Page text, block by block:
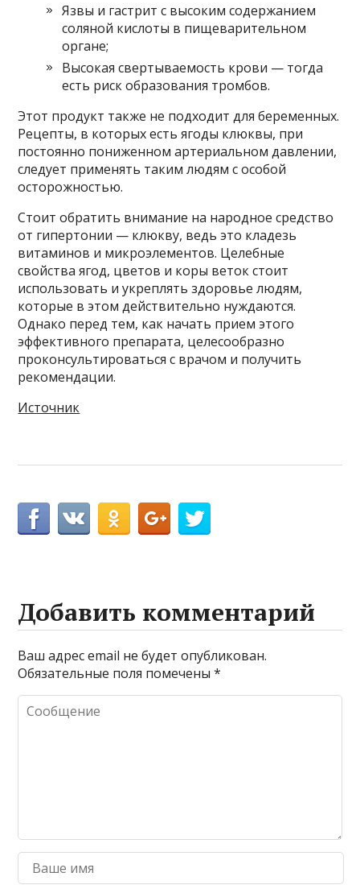
Язвы и гастрит с высоким содержанием
соляной кислоты в пищеварительном
органе;
Высокая свертываемость крови — тогда
есть риск образования тромбов.
Этот продукт также не подходит для беременных.
Рецепты, в которых есть ягоды клюквы, при
постоянно пониженном артериальном давлении,
следует применять таким людям с особой
осторожностью.
Стоит обратить внимание на народное средство
от гипертонии — клюкву, ведь это кладезь
витаминов и микроэлементов. Целебные
свойства ягод, цветов и коры веток стоит
использовать и укреплять здоровье людям,
которые в этом действительно нуждаются.
Однако перед тем, как начать прием этого
эффективного препарата, целесообразно
проконсультироваться с врачом и получить
рекомендации.
Источник
Добавить комментарий
Ваш адрес email не будет опубликован.
Обязательные поля помечены*